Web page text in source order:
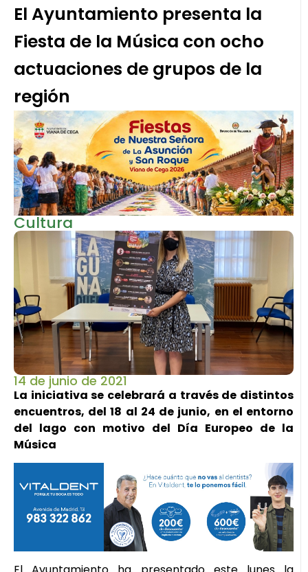
El Ayuntamiento presenta la
Fiesta de la Música con ocho
actuaciones de grupos de la
región
Cultura
14 de junio de 2021
La iniciativa se celebrará a través de distintos
encuentros, del 18 al 24 de junio, en el entorno
del lago con motivo del Día Europeo de la
Música